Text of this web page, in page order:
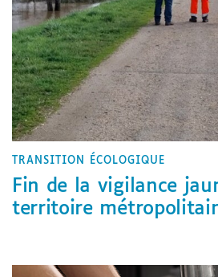
TRANSITION ÉCOLOGIQUE
Fin de la vigilance
territoire